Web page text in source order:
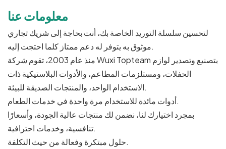
معلومات عنا
لتحسين سلسلة التوريد الخاصة بك، أنت بحاجة إلى شريك تجاري
موثوق به يتوفر له دعم ممتاز كلما احتجت إليه.
منذ عام 2003، تقوم شركة Wuxi Topteam بتصنيع وتصدير لوازم
الحفلات، ومستلزمات المطاعم، والأدوات البلاستيكية ذات
الاستخدام الواحد، والمنتجات الصديقة للبيئة.
أدوات مائدة للاستخدام مرة واحدة في خدمات الطعام.
بمجرد اختيارك لنا، نضمن لك منتجات عالية الجودة، وأسعارًا
تنافسية، وخدمات احترافية.
حلول مبتكرة وفعالة من حيث التكلفة.